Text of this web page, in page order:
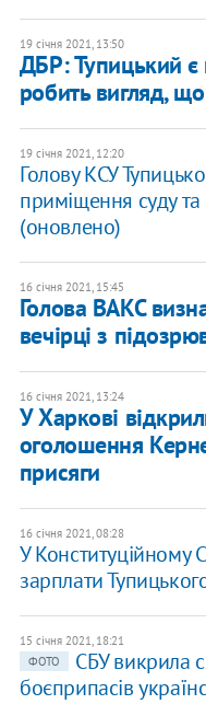
19 січня 2021, 13:50
ДБР: Тупицький є
робить вигляд, що
19 січня 2021, 12:20
Голову КСУ
приміщення суду
(оновлено)
16 січня 2021, 15:45
Голова ВАКС
вечірці з
16 січня 2021, 13:24
У Харкові
оголошення
присяги
16 січня 2021, 08:28
У Конституційному
зарплати
15 січня 2021, 18:21
ФОТО
СБУ викрила
боєприпасів